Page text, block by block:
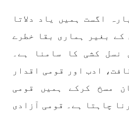
3, 2023
جہاں جبر مسلسل نے
کو جگایا وہیں آزادی
اگست ہمیں یاد دلاتا
کے بغیر ہماری بقا خطرے
نسل کشی کا سامنا ہے۔
ادب اور قومی اقدار
مسخ کرکے ہمیں قومی
چاہتا ہے۔ قومی آزادی